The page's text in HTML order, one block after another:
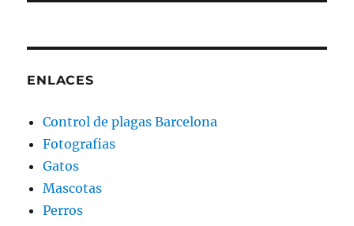
ENLACES
Control de plagas Barcelona
Fotografias
Gatos
Mascotas
Perros